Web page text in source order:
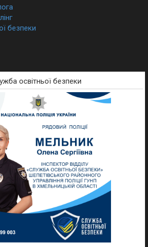
безпеки
освітньої безпеки